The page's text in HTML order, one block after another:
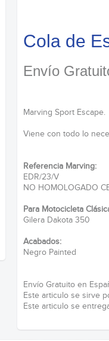
Cola de
Envío
Marving Sport Escape.
Viene con todo lo
Referencia Marving:
EDR/23/V
NO HOMOLOGADO
Para Motocicleta
Gilera Dakota 350
Acabados:
Negro Painted
Envío Gratuito en
Este articulo se sirve
Este articulo se